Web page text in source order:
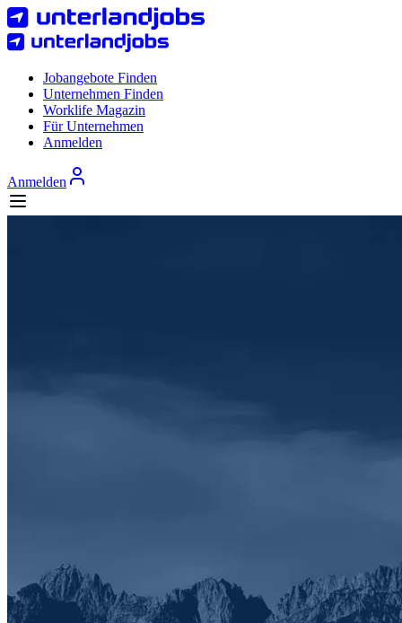
Jobangebote Finden
Unternehmen Finden
Worklife Magazin
Für Unternehmen
Anmelden
Anmelden